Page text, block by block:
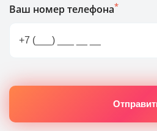
Ваш номер телефона*